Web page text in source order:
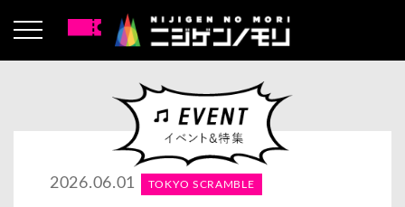
2026.06.01 TOKYO SCRAMBLE